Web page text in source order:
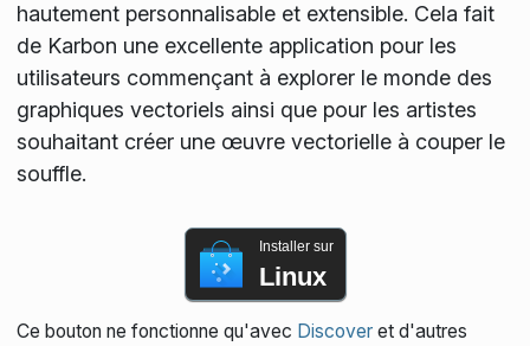
hautement personnalisable et extensible. Cela fait
de Karbon une excellente application pour les
utilisateurs commençant à explorer le monde des
graphiques vectoriels ainsi que pour les artistes
souhaitant créer une œuvre vectorielle à couper le
souffle.
Installer sur
Linux
Ce bouton ne fonctionne qu'avec Discoveret d'autres